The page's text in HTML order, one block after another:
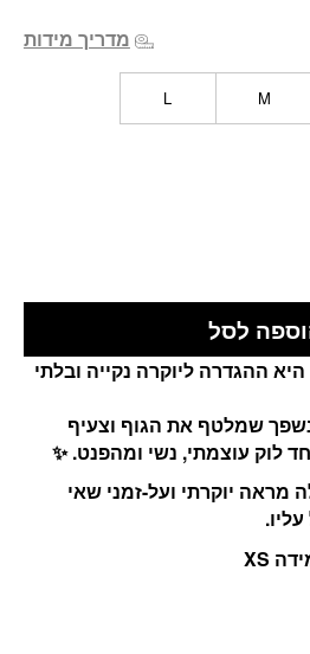
מדריך מידות
M
L
לסל
ההגדרה ליוקרה נקייה ובלתי
שמלטף את הגוף וצעיף
לוק עוצמתי, נשי ומהפנט. ✨
מראה יוקרתי ועל-זמני שאי